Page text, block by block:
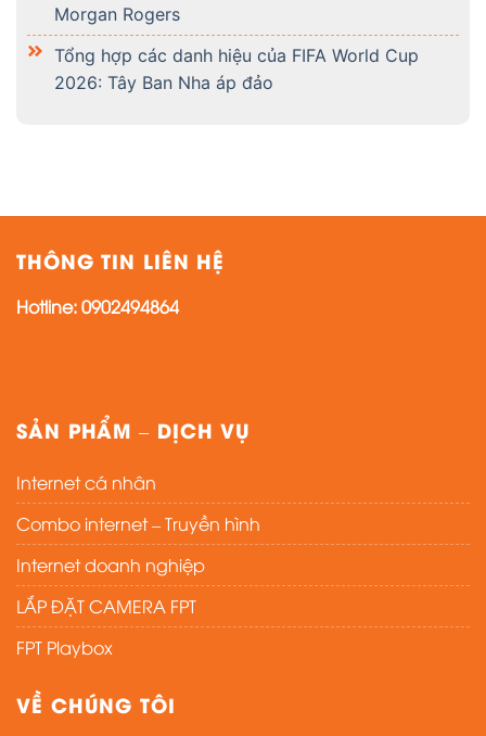
Morgan Rogers
Tổng hợp các danh hiệu của FIFA World Cup
2026: Tây Ban Nha áp đảo
THÔNG TIN LIÊN HỆ
Hotline:0902494864
SẢN PHẨM – DỊCH VỤ
Internet cá nhân
Combo internet – Truyền hình
Internet doanh nghiệp
LẮP ĐẶT CAMERA FPT
FPT Playbox
VỀ CHÚNG TÔI